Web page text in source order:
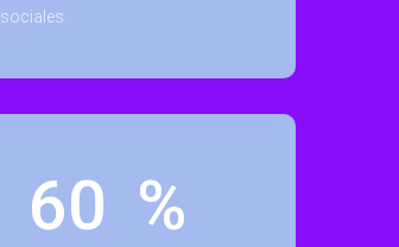
sociales.
68 %